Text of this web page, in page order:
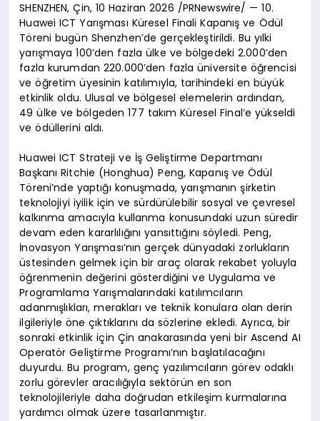
SHENZHEN, Çin, 10 Haziran 2026 /PRNewswire/ — 10.
Huawei ICT Yarışması Küresel Finali Kapanış ve Ödül
Töreni bugün Shenzhen’de gerçekleştirildi. Bu yılki
yarışmaya 100’den fazla ülke ve bölgedeki 2.000’den
fazla kurumdan 220.000’den fazla üniversite öğrencisi
ve öğretim üyesinin katılımıyla, tarihindeki en büyük
etkinlik oldu. Ulusal ve bölgesel elemelerin ardından,
49 ülke ve bölgeden 177 takım Küresel Final’e yükseldi
ve ödüllerini aldı.
Huawei ICT Strateji ve İş Geliştirme Departmanı
Başkanı Ritchie (Honghua) Peng, Kapanış ve Ödül
Töreni’nde yaptığı konuşmada, yarışmanın şirketin
teknolojiyi iyilik için ve sürdürülebilir sosyal ve çevresel
kalkınma amacıyla kullanma konusundaki uzun süredir
devam eden kararlılığını yansıttığını söyledi. Peng,
İnovasyon Yarışması’nın gerçek dünyadaki zorlukların
üstesinden gelmek için bir araç olarak rekabet yoluyla
öğrenmenin değerini gösterdiğini ve Uygulama ve
Programlama Yarışmalarındaki katılımcıların
adanmışlıkları, merakları ve teknik konulara olan derin
ilgileriyle öne çıktıklarını da sözlerine ekledi. Ayrıca, bir
sonraki etkinlik için Çin anakarasında yeni bir Ascend AI
Operatör Geliştirme Programı’nın başlatılacağını
duyurdu. Bu program, genç yazılımcıların görev odaklı
zorlu görevler aracılığıyla sektörün en son
teknolojileriyle daha doğrudan etkileşim kurmalarına
yardımcı olmak üzere tasarlanmıştır.